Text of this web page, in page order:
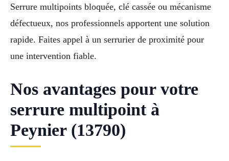
Serrure multipoints bloquée, clé cassée ou mécanisme
défectueux, nos professionnels apportent une solution
rapide. Faites appel à un serrurier de proximité pour
une intervention fiable.
Nos avantages pour votre
serrure multipoint à
Peynier (13790)